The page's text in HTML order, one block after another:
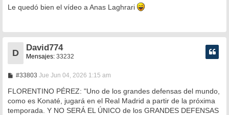
n
e
Le quedó bien el vídeo a Anas Laghrari
D
David774
Mensajes: 33232
#33803M
n
s
a
j
Jue Jun 04, 2026 1:15 am
FLORENTINO PÉREZ: "Uno de los grandes defensas del mundo,
como es Konaté, jugará en el Real Madrid a partir de la próxima
temporada. Y NO SERÁ EL ÚNICO de los GRANDES DEFENSAS